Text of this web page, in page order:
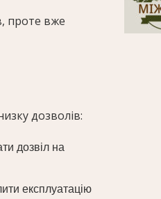
проте вже
дозволів:
дозвіл на
експлуатацію